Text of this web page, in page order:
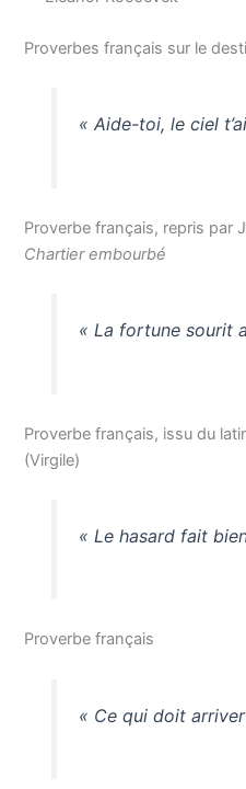
Proverbes français sur le
« Aide-toi, le ciel
Proverbe français, repris par
Chartier embourbé
« La fortune sourit
Proverbe français, issu du
(Virgile)
« Le hasard fait
Proverbe français
« Ce qui doit